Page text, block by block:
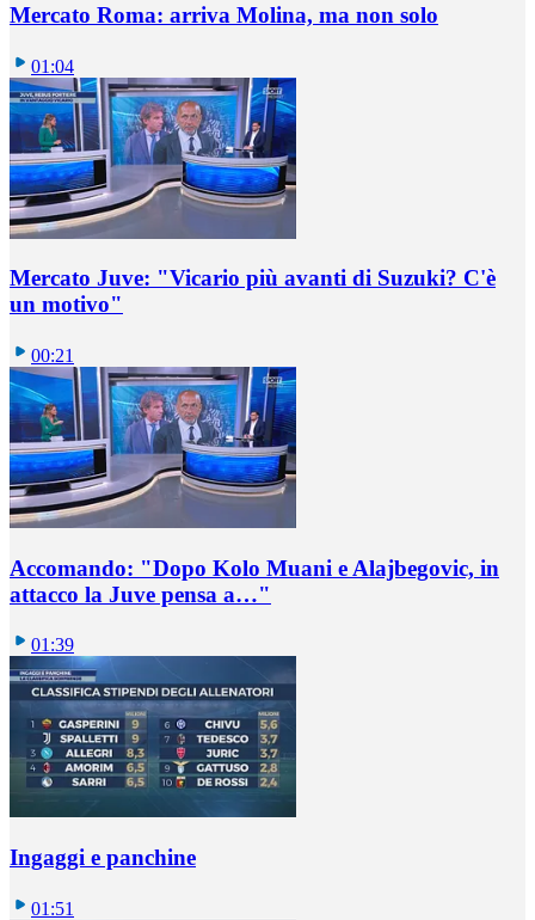
Mercato Roma: arriva Molina, ma non solo
01:04
Mercato Juve: "Vicario più avanti di Suzuki? C'è
un motivo"
00:21
Accomando: "Dopo Kolo Muani e Alajbegovic, in
attacco la Juve pensa a…"
01:39
Ingaggi e panchine
01:51